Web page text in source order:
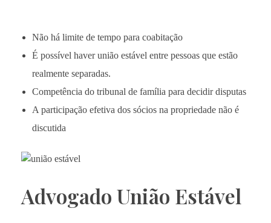
Não há limite de tempo para coabitação
É possível haver união estável entre pessoas que estão
realmente separadas.
Competência do tribunal de família para decidir disputas
A participação efetiva dos sócios na propriedade não é
discutida
Advogado União Estável